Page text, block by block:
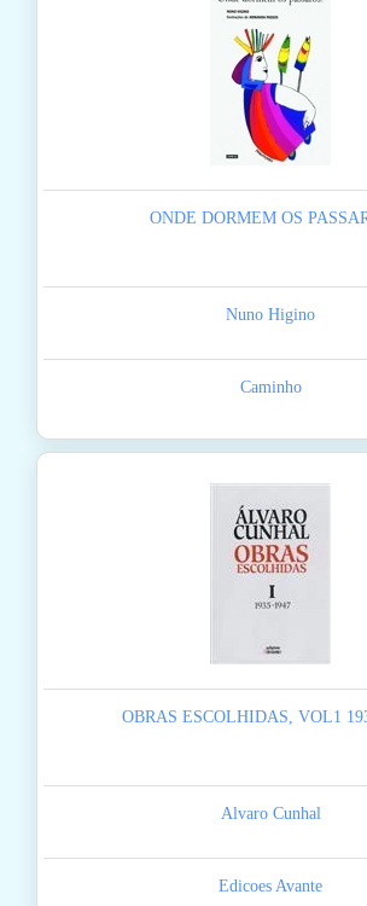
ONDE DORMEM OS
Nuno Higino
Caminho
OBRAS ESCOLHIDAS, VOL1
Alvaro Cunhal
Edicoes Avante